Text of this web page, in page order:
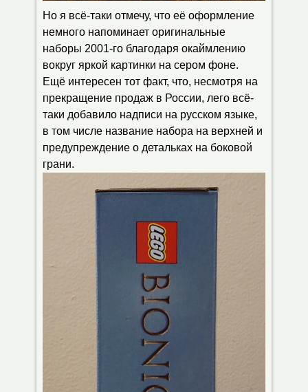
Но я всё-таки отмечу, что её оформление
немного напоминает оригинальные
наборы 2001-го благодаря окаймлению
вокруг яркой картинки на сером фоне.
Ещё интересен тот факт, что, несмотря на
прекращение продаж в России, лего всё-
таки добавило надписи на русском языке,
в том числе название набора на верхней и
предупреждение о детальках на боковой
грани.